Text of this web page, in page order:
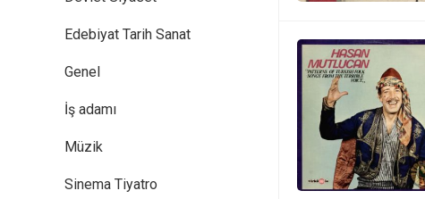
Edebiyat Tarih Sanat
Genel
İş adamı
Müzik
Sinema Tiyatro